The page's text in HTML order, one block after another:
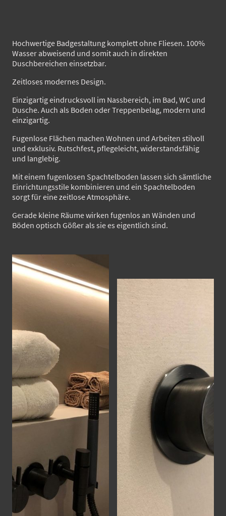
Hochwertige Badgestaltung komplett ohne Fliesen. 100%
Wasser abweisend und somit auch in direkten
Duschbereichen einsetzbar.
Zeitloses modernes Design.
Einzigartig eindrucksvoll im Nassbereich, im Bad, WC und
Dusche. Auch als Boden oder Treppenbelag, modern und
einzigartig.
Fugenlose Flächen machen Wohnen und Arbeiten stilvoll
und exklusiv. Rutschfest, pflegeleicht, widerstandsfähig
und langlebig.
Mit einem fugenlosen Spachtelboden lassen sich sämtliche
Einrichtungsstile kombinieren und ein Spachtelboden
sorgt für eine zeitlose Atmosphäre.
Gerade kleine Räume wirken fugenlos an Wänden und
Böden optisch Gößer als sie es eigentlich sind.